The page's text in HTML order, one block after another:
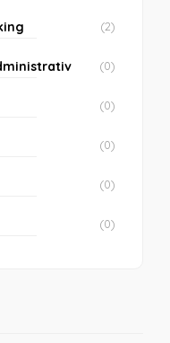
(2)
(0)
(0)
(0)
(0)
(0)